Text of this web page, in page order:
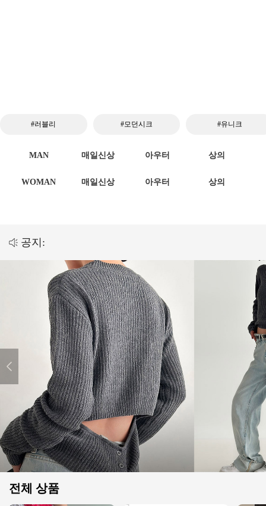
#러블리 #모던시크 #유니크
MAN 매일신상 아우터 상의
WOMAN 매일신상 아우터 상의
공지:
전체 상품